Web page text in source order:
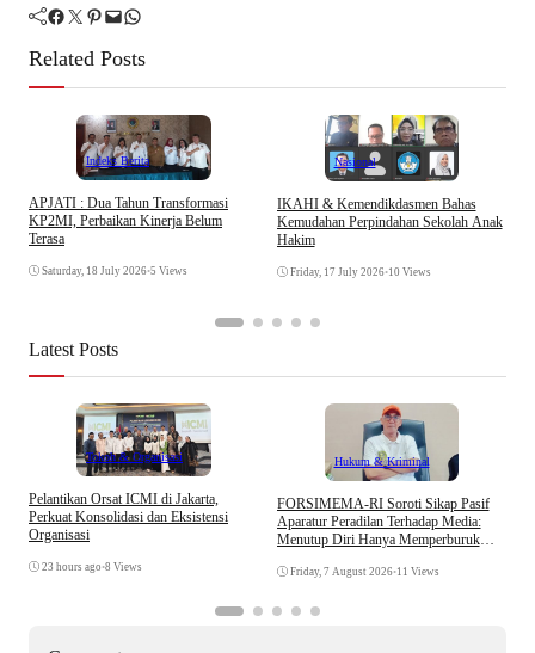
Facebook Twitter Pinterest Mail WhatsApp
Related Posts
Indeks Berita
APJATI : Dua Tahun Transformasi
KP2MI, Perbaikan Kinerja Belum
Terasa
Saturday, 18 July 2026•5 Views
Nasional
IKAHI & Kemendikdasmen Bahas
Kemudahan Perpindahan Sekolah Anak
Hakim
Friday, 17 July 2026•10 Views
Latest Posts
Tokoh & Organisasi
Pelantikan Orsat ICMI di Jakarta,
Perkuat Konsolidasi dan Eksistensi
Organisasi
23 hours ago •8 Views
Hukum & Kriminal
​FORSIMEMA-RI Soroti Sikap Pasif
Aparatur Peradilan Terhadap Media:
Menutup Diri Hanya Memperburuk
Friday, 7 August 2026•11 Views